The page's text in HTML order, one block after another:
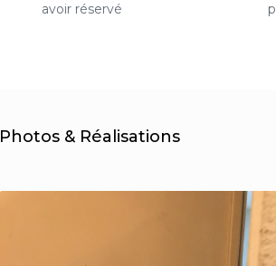
avoir réservé
Photos & Réalisations